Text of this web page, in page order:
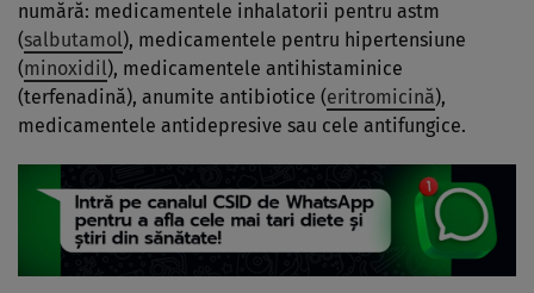
numără: medicamentele inhalatorii pentru astm
(salbutamol), medicamentele pentru hipertensiune
(minoxidil), medicamentele antihistaminice
(terfenadină), anumite antibiotice (eritromicină),
medicamentele antidepresive sau cele antifungice.